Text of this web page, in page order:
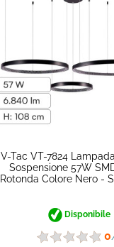
V-Tac VT-7824
Sospensione 57W
Rotonda Colore Nero -
Disponibile
0